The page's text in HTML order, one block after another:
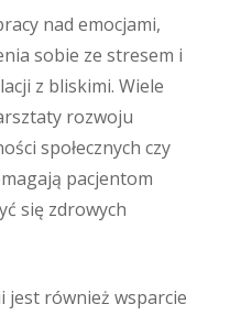
nad emocjami,
sobie ze stresem i
z bliskimi. Wiele
rozwoju
społecznych czy
pacjentom
się zdrowych
jest również wsparcie